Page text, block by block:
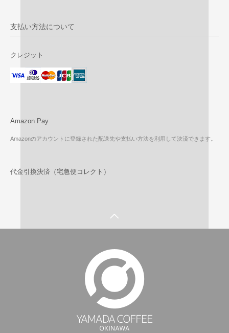
支払い方法について
クレジット
Amazon Pay
Amazonのアカウントに登録された配送先や支払い方法を利用して決済できます。
代金引換決済（宅急便コレクト）